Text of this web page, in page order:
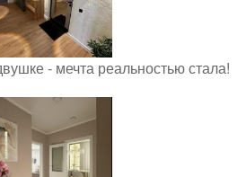
- мечта реальностью стала!